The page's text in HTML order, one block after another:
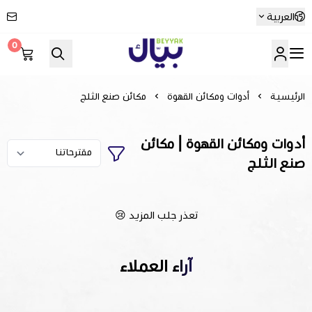
العربية
Beyyak
0
الرئيسية أدوات ومكائن القهوة مكائن صنع الثلج
أدوات ومكائن القهوة | مكائن
صنع الثلج
تعذر جلب المزيد 😢
آراء العملاء